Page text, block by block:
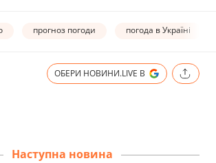
прогноз погоди погода в Україні
ОБЕРИ НОВИНИ.LIVE В
Наступна новина